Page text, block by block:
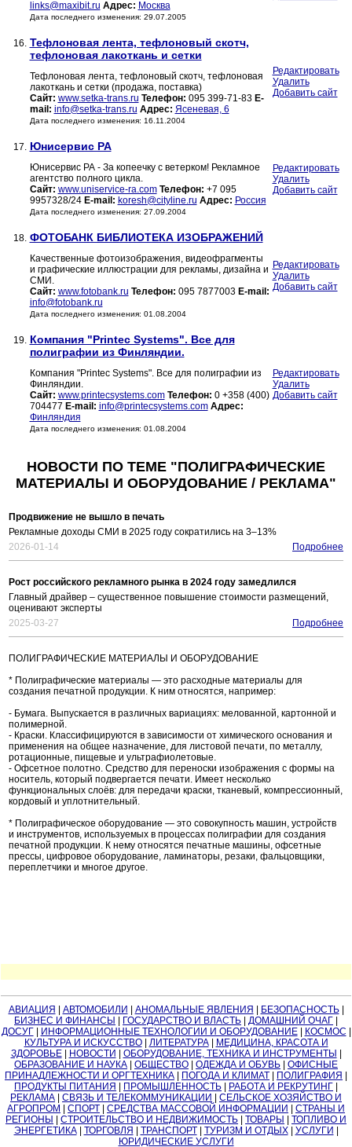
links@maxibit.ru Адрес: Москва
Дата последнего изменения: 29.07.2005
16. Тефлоновая лента, тефлоновый скотч,
тефлоновая лакоткань и сетки
Тефлоновая лента, тефлоновый скотч, тефлоновая
лакоткань и сетки (продажа, поставка)
Сайт: www.setka-trans.ru Телефон: 095 399-71-83 E-
mail: info@setka-trans.ru Адрес: Ясеневая, 6
Дата последнего изменения: 16.11.2004
Редактировать
Удалить
Добавить сайт
17. Юнисервис РА
Юнисервис РА - За копеечку с ветерком! Рекламное
агентство полного цикла.
Сайт: www.uniservice-ra.com Телефон: +7 095
9957328/24 E-mail: koresh@cityline.ru Адрес: Россия
Дата последнего изменения: 27.09.2004
Редактировать
Удалить
Добавить сайт
18. ФОТОБАНК БИБЛИОТЕКА ИЗОБРАЖЕНИЙ
Качественные фотоизображения, видеофрагменты
и графические иллюстрации для рекламы, дизайна и
СМИ.
Сайт: www.fotobank.ru Телефон: 095 7877003 E-mail:
info@fotobank.ru
Дата последнего изменения: 01.08.2004
Редактировать
Удалить
Добавить сайт
19. Компания "Printec Systems". Bсе для
полиграфии из Финляндии.
Компания "Printec Systems". Bсе для полиграфии из
Финляндии.
Сайт: www.printecsystems.com Телефон: 0 +358 (400)
704477 E-mail: info@printecsystems.com Адрес:
Финляндия
Дата последнего изменения: 01.08.2004
Редактировать
Удалить
Добавить сайт
НОВОСТИ ПО ТЕМЕ "ПОЛИГРАФИЧЕСКИЕ
МАТЕРИАЛЫ И ОБОРУДОВАНИЕ / РЕКЛАМА"
Продвижение не вышло в печать
Рекламные доходы СМИ в 2025 году сократились на 3–13%
2026-01-14
Подробнее
Рост российского рекламного рынка в 2024 году замедлился
Главный драйвер – существенное повышение стоимости размещений,
оценивают эксперты
2025-03-27
Подробнее
ПОЛИГРАФИЧЕСКИЕ МАТЕРИАЛЫ И ОБОРУДОВАНИЕ
* Полиграфические материалы — это расходные материалы для
создания печатной продукции. К ним относятся, например:
- Бумага. Выпускается в различных вариациях: мелованной, картонной и
полимерной.
- Краски. Классифицируются в зависимости от химического основания и
применения на общее назначение, для листовой печати, по металлу,
ротационные, пищевые и ультрафиолетовые.
- Офсетное полотно. Средство для переноски изображения с формы на
носитель, который подвергается печати. Имеет несколько
функциональных слоёв: для передачи краски, тканевый, компрессионный,
кордовый и уплотнительный.
* Полиграфическое оборудование — это совокупность машин, устройств
и инструментов, используемых в процессах полиграфии для создания
печатной продукции. К нему относятся печатные машины, офсетные
прессы, цифровое оборудование, ламинаторы, резаки, фальцовщики,
переплетчики и многое другое.
АВИАЦИЯ АВТОМОБИЛИ АНОМАЛЬНЫЕ ЯВЛЕНИЯ БЕЗОПАСНОСТЬ|
БИЗНЕС И ФИНАНСЫ
ГОСУДАРСТВО И ВЛАСТЬ ДОМАШНИЙ ОЧАГ
ДОСУГ| ИНФОРМАЦИОННЫЕ ТЕХНОЛОГИИ И ОБОРУДОВАНИЕ| КОСМОС
КУЛЬТУРА И ИСКУССТВО| ЛИТЕРАТУРА|
МЕДИЦИНА, КРАСОТА И
ЗДОРОВЬЕ| НОВОСТИ ОБОРУДОВАНИЕ, ТЕХНИКА И ИНСТРУМЕНТЫ
ОБРАЗОВАНИЕ И НАУКА
ОБЩЕСТВО ОДЕЖДА И ОБУВЬ
ОФИСНЫЕ
ПРИНАДЛЕЖНОСТИ И ОРГТЕХНИКА
ПОГОДА И КЛИМАТ ПОЛИГРАФИЯ
ПРОДУКТЫ ПИТАНИЯ
ПРОМЫШЛЕННОСТЬ РАБОТА И РЕКРУТИНГ
РЕКЛАМА
СВЯЗЬ И ТЕЛЕКОММУНИКАЦИИ
СЕЛЬСКОЕ ХОЗЯЙСТВО И
АГРОПРОМ
СПОРТ СРЕДСТВА МАССОВОЙ ИНФОРМАЦИИ
СТРАНЫ И
РЕГИОНЫ
СТРОИТЕЛЬСТВО И НЕДВИЖИМОСТЬ ТОВАРЫ
ТОПЛИВО И
ЭНЕРГЕТИКА| ТОРГОВЛЯ ТРАНСПОРТ| ТУРИЗМ И ОТДЫХ| УСЛУГИ
ЮРИДИЧЕСКИЕ УСЛУГИ